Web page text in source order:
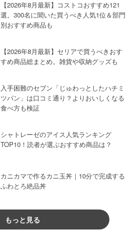
【2026年8月最新】コストコおすすめ121
選。300名に聞いた買うべき人気1位＆部門
別おすすめ商品も
【2026年8月最新】セリアで買うべきおす
すめ商品総まとめ。雑貨や収納グッズも
入手困難のセブン「じゅわっとしたハチミ
ツパン」は口コミ通り？よりおいしくなる
食べ方も検証
シャトレーゼのアイス人気ランキング
TOP10！読者が選ぶおすすめ商品は？
カニカマで作るカニ玉丼｜10分で完成する
ふわとろ絶品丼
もっと見る